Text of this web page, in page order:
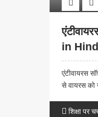
in
एंटीवायरस
से वायरस को
शिक्षा पर